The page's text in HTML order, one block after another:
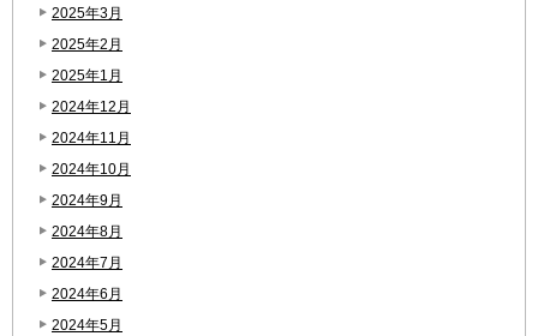
2025年3月
2025年2月
2025年1月
2024年12月
2024年11月
2024年10月
2024年9月
2024年8月
2024年7月
2024年6月
2024年5月